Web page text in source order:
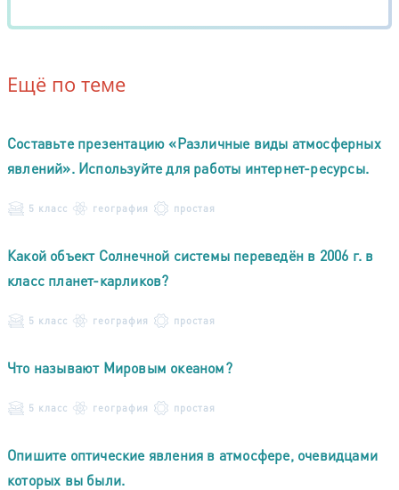
Ещё по теме
Составьте презентацию «Различные виды атмосферных
явлений». Используйте для работы интернет-ресурсы.
5 класс география простая
Какой объект Солнечной системы переведён в 2006 г. в
класс планет-карликов?
5 класс география простая
Что называют Мировым океаном?
5 класс география простая
Опишите оптические явления в атмосфере, очевидцами
которых вы были.